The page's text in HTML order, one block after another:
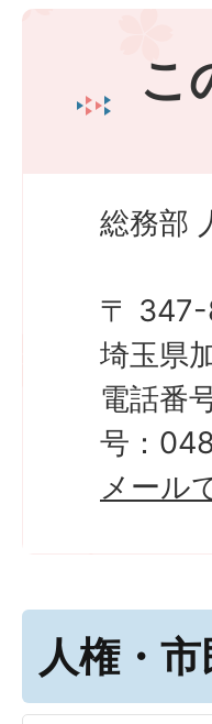
こ
総務部
〒 347-
埼玉県
電話番
号：
メール
人権・